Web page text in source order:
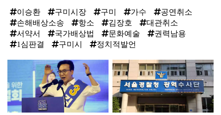
이승환 구미시장 구미 가수
공연취소
손해배상소송
항소 김장호
대관취소
서약서
국가배상법 문화예술
권력남용
1심판결
구미시 정치적발언
인